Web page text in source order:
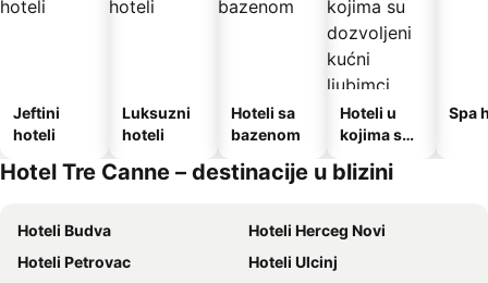
Jeftini
hoteli
Luksuzni
hoteli
Hoteli sa
bazenom
Hoteli u
kojima su
kućni
Spa
Hotel Tre Canne – destinacije u blizini
Hoteli Budva
Hoteli Herceg Novi
Hoteli Petrovac
Hoteli Ulcinj